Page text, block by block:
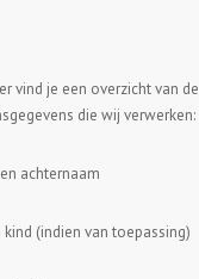
vind je een overzicht van de
die wij verwerken:
achternaam
kind (indien van toepassing)